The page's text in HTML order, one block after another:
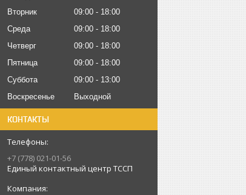
Вторник
09:00
18:00
Среда
09:00
18:00
Четверг
09:00
18:00
Пятница
09:00
18:00
Суббота
09:00
13:00
Воскресенье
Выходной
КОНТАКТЫ
+7 (778) 021-01-56
Единый контактный центр ТССП